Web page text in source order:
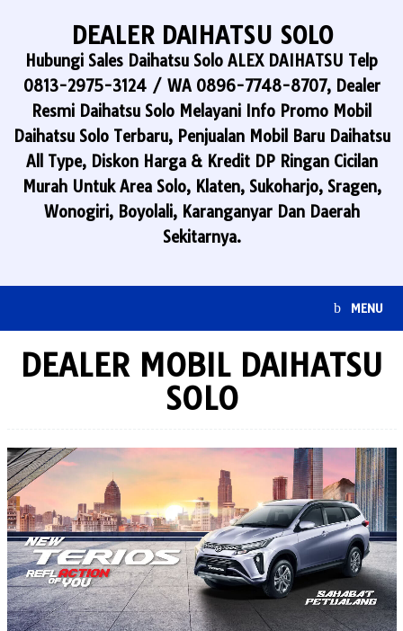
content
DEALER DAIHATSU SOLO
Hubungi Sales Daihatsu Solo ALEX DAIHATSU Telp
0813-2975-3124 / WA 0896-7748-8707, Dealer
Resmi Daihatsu Solo Melayani Info Promo Mobil
Daihatsu Solo Terbaru, Penjualan Mobil Baru Daihatsu
All Type, Diskon Harga & Kredit DP Ringan Cicilan
Murah Untuk Area Solo, Klaten, Sukoharjo, Sragen,
Wonogiri, Boyolali, Karanganyar Dan Daerah
Sekitarnya.
MENU
DEALER MOBIL DAIHATSU
SOLO
Dealer
Daihatsu
Solo
Posted
on
September
8,
2022